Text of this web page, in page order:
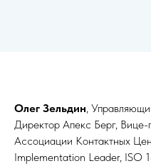
Олег Зельдин,
Директор Апекс Берг,
Ассоциации Контактных
Implementation Leader, ISO